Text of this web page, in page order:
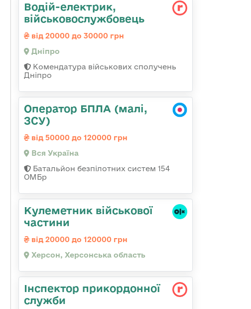
Водій-електрик,
військовослужбовець
від 20000 до 30000 грн
Дніпро
Комендатура військових сполучень
Дніпро
Оператор БПЛА (малі,
ЗСУ)
від 50000 до 120000 грн
Вся Україна
Батальйон безпілотних систем 154
ОМБр
Кулеметник військової
частини
від 20000 до 120000 грн
Херсон, Херсонська область
Інспектор прикордонної
служби